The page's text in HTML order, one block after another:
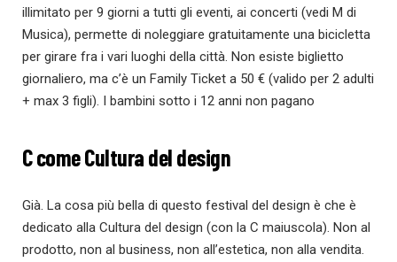
illimitato per 9 giorni a tutti gli eventi, ai concerti (vedi M di
Musica), permette di noleggiare gratuitamente una bicicletta
per girare fra i vari luoghi della città. Non esiste biglietto
giornaliero, ma c’è un Family Ticket a 50 € (valido per 2 adulti
+ max 3 figli). I bambini sotto i 12 anni non pagano
C come Cultura del design
Già. La cosa più bella di questo festival del design è che è
dedicato alla Cultura del design (con la C maiuscola). Non al
prodotto, non al business, non all’estetica, non alla vendita.